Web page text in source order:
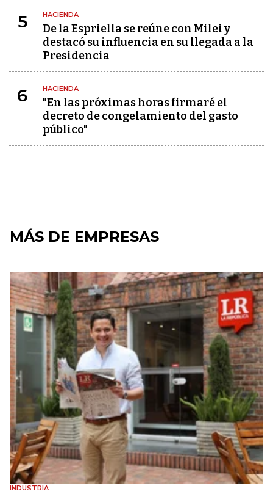
5 HACIENDA
De la Espriella se reúne con Milei y
destacó su influencia en su llegada a la
Presidencia
6 HACIENDA
"En las próximas horas firmaré el
decreto de congelamiento del gasto
público"
MÁS DE EMPRESAS
INDUSTRIA